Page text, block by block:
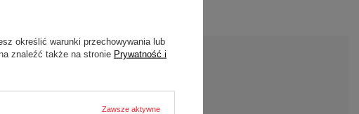
określić warunki przechowywania lub
znaleźć także na stronie Prywatność i
Zawsze aktywne